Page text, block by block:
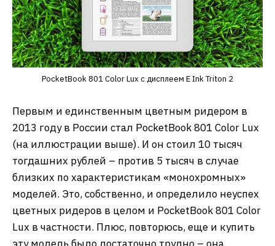
PocketBook 801 Color Lux с дисплеем E Ink Triton 2
Первым и единственным цветным ридером в
2013 году в России стал PocketBook 801 Color Lux
(на иллюстрации выше). И он стоил 10 тысяч
тогдашних рублей – против 5 тысяч в случае
близких по характеристикам «монохромных»
моделей. Это, собственно, и определило неуспех
цветных ридеров в целом и PocketBook 801 Color
Lux в частности. Плюс, повторюсь, еще и купить